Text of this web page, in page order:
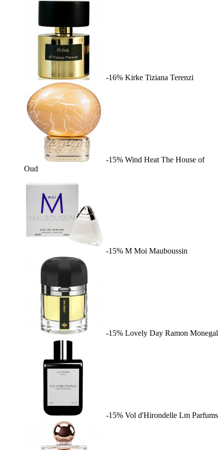
-16% Kirke Tiziana Terenzi
-15% Wind Heat The House of
Oud
-15% M Moi Mauboussin
-15% Lovely Day Ramon Monegal
-15% Vol d'Hirondelle Lm Parfums